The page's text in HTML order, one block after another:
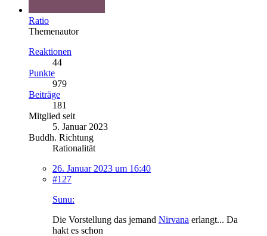
Ratio
Themenautor
Reaktionen
44
Punkte
979
Beiträge
181
Mitglied seit
5. Januar 2023
Buddh. Richtung
Rationalität
26. Januar 2023 um 16:40
#127
Sunu:
Die Vorstellung das jemand Nirvana erlangt... Da
hakt es schon